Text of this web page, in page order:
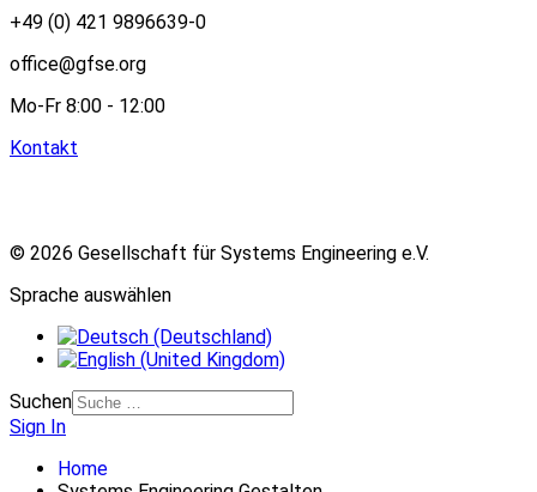
+49 (0) 421 9896639-0
office@gfse.org
Mo-Fr 8:00 - 12:00
Kontakt
© 2026 Gesellschaft für Systems Engineering e.V.
Sprache auswählen
Suchen
Sign In
Home